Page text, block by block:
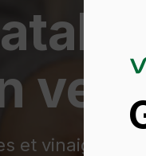
et vinaigres